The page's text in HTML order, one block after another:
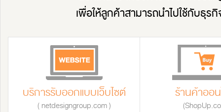
เพื่อให้ลูกค้าสามารถนำไปใช้กับธุร
บริการรับออกแบบเว็บไซต์
( netdesigngroup.com )
ร้านค้าออ